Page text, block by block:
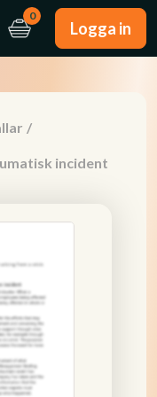
0
Logga in
/
incident